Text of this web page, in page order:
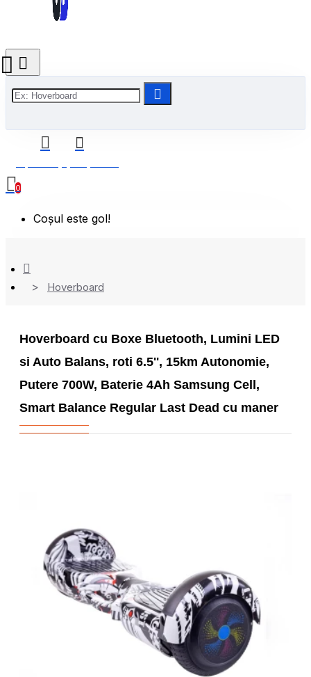
0
Coșul este gol!
Hoverboard
Hoverboard cu Boxe Bluetooth, Lumini LED
si Auto Balans, roti 6.5'', 15km Autonomie,
Putere 700W, Baterie 4Ah Samsung Cell,
Smart Balance Regular Last Dead cu maner